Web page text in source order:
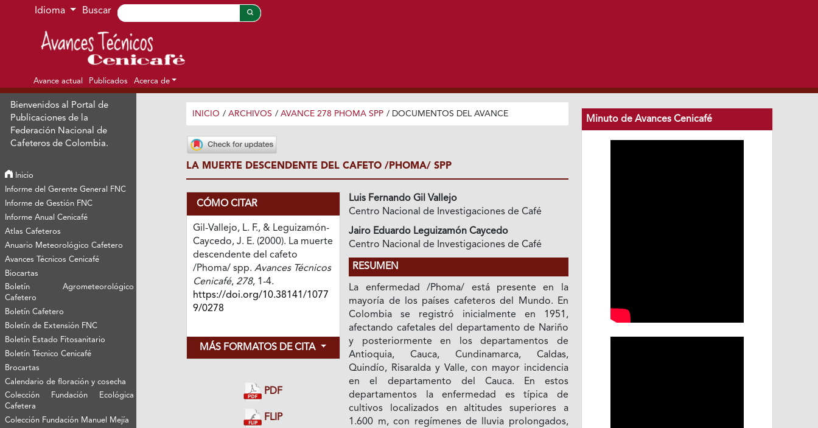
Ir al menú de navegación principal
Ir al contenido principal
Ir al pie de página del sitio
Idioma Buscar
Avance actual Publicados Acerca de
Bienvenidos al Portal de
Publicaciones de la
Federación Nacional de
Cafeteros de Colombia.
Inicio
Informe del Gerente General FNC
Informe de Gestión FNC
Informe Anual Cenicafé
Atlas Cafeteros
Anuario Meteorológico Cafetero
Avances Técnicos Cenicafé
Biocartas
Boletín Agrometeorológico
Cafetero
Boletín Cafetero
Boletín de Extensión FNC
Boletín Estado Fitosanitario
Boletín Técnico Cenicafé
Brocartas
Calendario de floración y cosecha
Colección Fundación Ecológica
Cafetera
Colección Fundación Manuel Mejía
INICIO / ARCHIVOS / AVANCE 278 PHOMA SPP / DOCUMENTOS DEL AVANCE
LA MUERTE DESCENDENTE DEL CAFETO /PHOMA/ SPP
CÓMO CITAR
Gil-Vallejo, L. F., & Leguizamón-
Caycedo, J. E. (2000). La muerte
descendente del cafeto
/Phoma/ spp. Avances Técnicos
Cenicafé, 278, 1-4.
https://doi.org/10.38141/1077
9/0278
MÁS FORMATOS DE CITA
PDF
FLIP
Luis Fernando Gil Vallejo
Centro Nacional de Investigaciones de Café
Jairo Eduardo Leguizamón Caycedo
Centro Nacional de Investigaciones de Café
RESUMEN
La enfermedad /Phoma/ está presente en la
mayoría de los países cafeteros del Mundo. En
Colombia se registró inicialmente en 1951,
afectando cafetales del departamento de Nariño
y posteriormente en los departamentos de
Antioquia, Cauca, Cundinamarca, Caldas,
Quindío, Risaralda y Valle, con mayor incidencia
en el departamento del Cauca. En estos
departamentos la enfermedad es típica de
cultivos localizados en altitudes superiores a
1.600 m, con regímenes de lluvia prolongados,
Minuto de Avances Cenicafé